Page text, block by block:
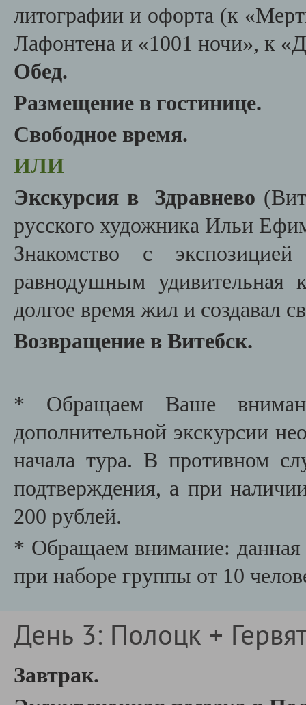
литографии и офорта (к
Лафонтена и «1001 ночи», к
Обед.
Размещение в гостинице.
Свободное время.
ИЛИ
Экскурсия в Здравнево
русского художника Ильи
Знакомство с
равнодушным удивительная
долгое время жил и создавал
Возвращение в Витебск.
* Обращаем Ваше
дополнительной экскурсии
начала тура. В противном
подтверждения, а при
200 рублей.
* Обращаем внимание: данная
при наборе группы от 10
День 3: Полоцк +
Завтрак.